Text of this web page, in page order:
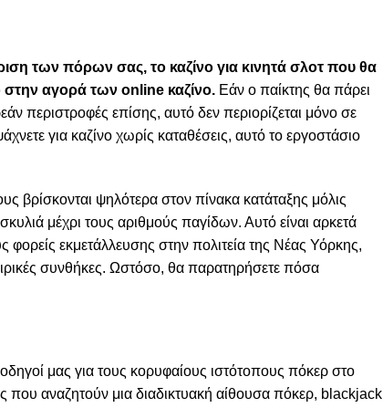
των πόρων σας, το καζίνο για κινητά σλοτ που θα
στην αγορά των online καζίνο. Εάν ο παίκτης θα πάρει
περιστροφές επίσης, αυτό δεν περιορίζεται μόνο σε
για καζίνο χωρίς καταθέσεις, αυτό το εργοστάσιο
βρίσκονται ψηλότερα στον πίνακα κατάταξης μόλις
μέχρι τους αριθμούς παγίδων. Αυτό είναι αρκετά
εκμετάλλευσης στην πολιτεία της Νέας Υόρκης,
συνθήκες. Ωστόσο, θα παρατηρήσετε πόσα
μας για τους κορυφαίους ιστότοπους πόκερ στο
που αναζητούν μια διαδικτυακή αίθουσα πόκερ, blackjack